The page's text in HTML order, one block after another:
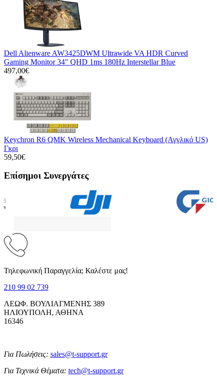
Dell Alienware AW3425DWM Ultrawide VA HDR Curved
Gaming Monitor 34" QHD 1ms 180Hz Interstellar Blue
497,00€
Keychron R6 QMK Wireless Mechanical Keyboard (Αγγλικό US)
Γκρι
59,50€
Επίσημοι Συνεργάτες
Τηλεφωνική Παραγγελία; Καλέστε μας!
210 99 02 739
ΛΕΩΦ. ΒΟΥΛΙΑΓΜΕΝΗΣ 389
ΗΛΙΟΥΠΟΛΗ, ΑΘΗΝΑ
16346
Για Πωλήσεις: sales@t-support.gr
Για Τεχνικά Θέματα: tech@t-support.gr